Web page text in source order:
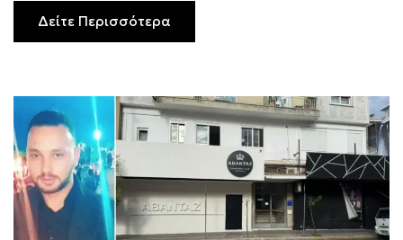
Δείτε Περισσότερα